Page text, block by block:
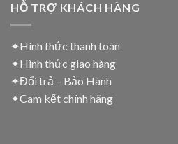
HỖ TRỢ KHÁCH HÀNG
✦Hình thức thanh toán
✦Hình thức giao hàng
✦Đổi trả – Bảo Hành
✦Cam kết chính hãng